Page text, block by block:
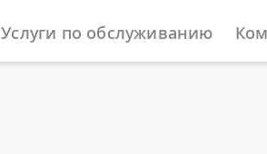
Услуги по обслуживанию